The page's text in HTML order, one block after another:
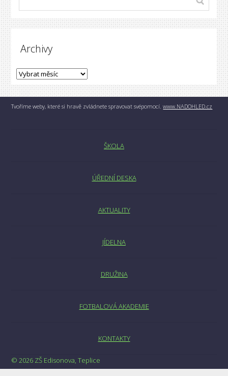
Archivy
Tvoříme weby, které si hravě zvládnete spravovat svépomocí.www.NADOHLED.cz
ŠKOLA
ÚŘEDNÍ DESKA
AKTUALITY
JÍDELNA
DRUŽINA
FOTBALOVÁ AKADEMIE
KONTAKTY
© 2026 ZŠ Edisonova, Teplice